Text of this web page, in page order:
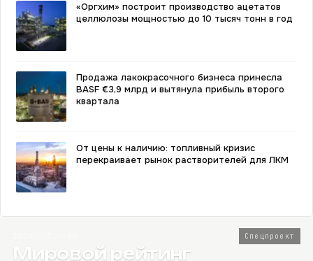
«Оргхим» построит производство ацетатов
целлюлозы мощностью до 10 тысяч тонн в год
Продажа лакокрасочного бизнеса принесла
BASF €3,9 млрд и вытянула прибыль второго
квартала
От цены к наличию: топливный кризис
перекраивает рынок растворителей для ЛКМ
Спецпроект
Мировой рейтинг